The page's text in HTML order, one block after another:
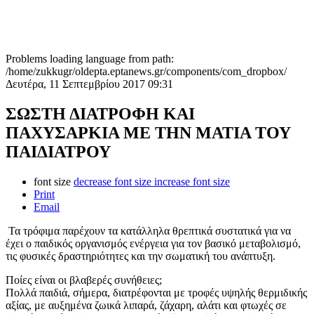
Problems loading language from path:
/home/zukkugr/oldepta.eptanews.gr/components/com_dropbox/
Δευτέρα, 11 Σεπτεμβρίου 2017 09:31
ΣΩΣΤΗ ΔΙΑΤΡΟΦΗ ΚΑΙ
ΠΑΧΥΣΑΡΚΙΑ ΜΕ ΤΗΝ ΜΑΤΙΑ ΤΟΥ
ΠΑΙΔΙΑΤΡΟΥ
font size decrease font size increase font size
Print
Email
Τα τρόφιμα παρέχουν τα κατάλληλα θρεπτικά συστατικά για να
έχει ο παιδικός οργανισμός ενέργεια για τον βασικό μεταβολισμό,
τις φυσικές δραστηριότητες και την σωματική του ανάπτυξη.
Ποίες είναι οι βλαβερές συνήθειες;
Πολλά παιδιά, σήμερα, διατρέφονται με τροφές υψηλής θερμιδικής
αξίας, με αυξημένα ζωικά λιπαρά, ζάχαρη, αλάτι και φτωχές σε